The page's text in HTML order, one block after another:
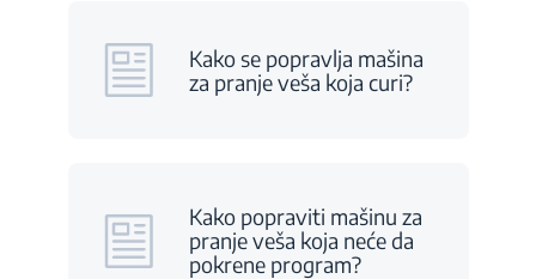
Kako se popravlja mašina
za pranje veša koja curi?
Kako popraviti mašinu za
pranje veša koja neće da
pokrene program?